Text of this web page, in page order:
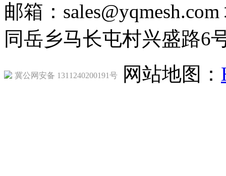
邮箱：
同岳乡马长屯村兴盛路6
冀公网安备 1311240200191号 网站地图：